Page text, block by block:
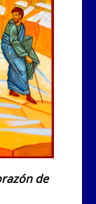
de